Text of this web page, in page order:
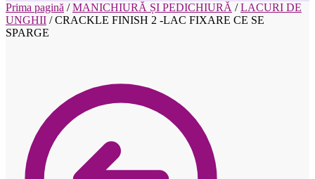
Prima pagină /MANICHIURĂ ȘI PEDICHIURĂ /LACURI DE
UNGHII /CRACKLE FINISH 2 -LAC FIXARE CE SE
SPARGE